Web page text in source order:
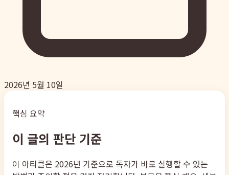
2026년 5월 10일
핵심 요약
이 글의 판단 기준
이 아티클은 2026년 기준으로 독자가 바로 실행할 수 있는